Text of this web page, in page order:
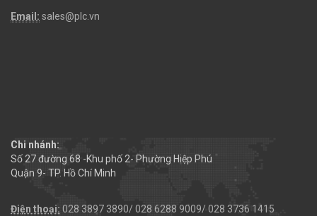
Email: sales@plc.vn
Chi nhánh:
Số 27 đường 68 -Khu phố 2- Phường Hiệp Phú
Quận 9- TP. Hồ Chí Minh
Điện thoại: 028 3897 3890/ 028 6288 9009/ 028 3736 1415